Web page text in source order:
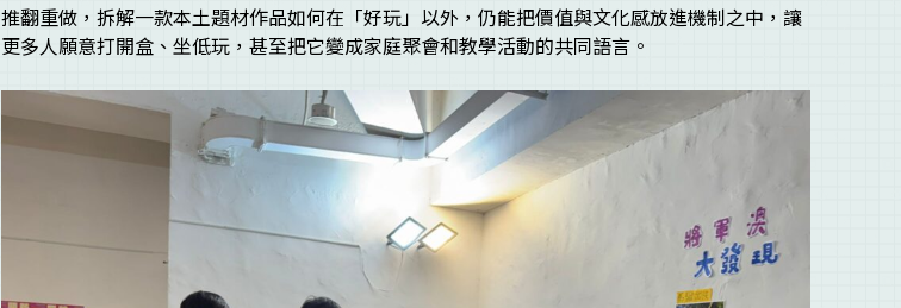
推翻重做，拆解一款本土題材作品如何在「好玩」以外，仍能把價值與文化感放進機制之中，讓
更多人願意打開盒、坐低玩，甚至把它變成家庭聚會和教學活動的共同語言。